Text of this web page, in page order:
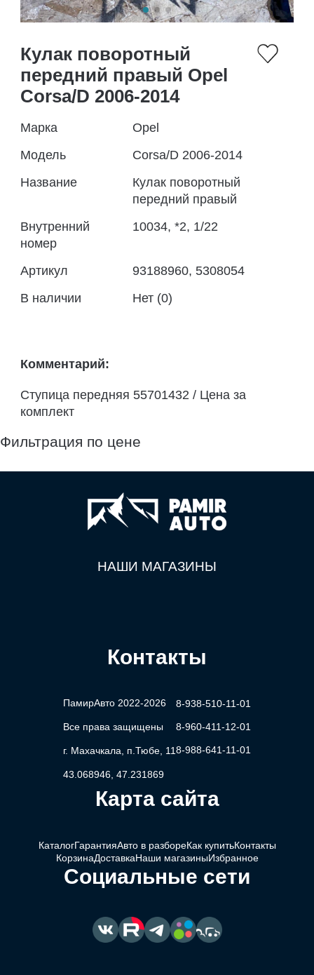
Кулак поворотный
передний правый Opel
Corsa/D 2006-2014
Марка
Opel
Модель
Corsa/D 2006-2014
Название
Кулак поворотный
передний правый
Внутренний
номер
10034, *2, 1/22
Артикул
93188960, 5308054
В наличии
Нет (0)
Комментарий:
Ступица передняя 55701432 / Цена за
комплект
Фильтрация по цене
НАШИ МАГАЗИНЫ
Контакты
ПамирАвто 2022-2026
Все права защищены
г. Махачкала, п.Тюбе, 11
43.068946, 47.231869
8-938-510-11-01
8-960-411-12-01
8-988-641-11-01
Карта сайта
КаталогГарантияАвто в разбореКак купитьКонтакты
КорзинаДоставкаНаши магазиныИзбранное
Социальные сети